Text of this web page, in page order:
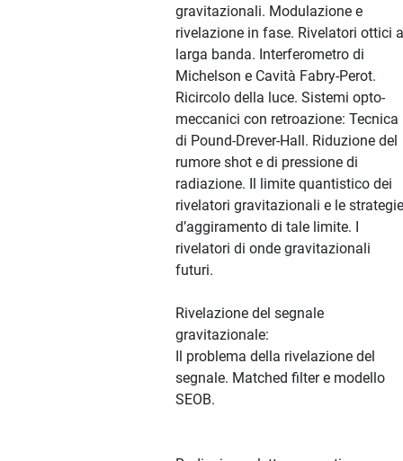
gravitazionali. Modulazione e
rivelazione in fase. Rivelatori ottici a
larga banda. Interferometro di
Michelson e Cavità Fabry-Perot.
Ricircolo della luce. Sistemi opto-
meccanici con retroazione: Tecnica
di Pound-Drever-Hall. Riduzione del
rumore shot e di pressione di
radiazione. Il limite quantistico dei
rivelatori gravitazionali e le strategie
d’aggiramento di tale limite. I
rivelatori di onde gravitazionali
futuri.
Rivelazione del segnale
gravitazionale:
Il problema della rivelazione del
segnale. Matched filter e modello
SEOB.